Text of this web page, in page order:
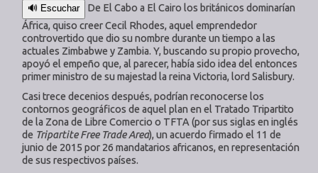
🔊 Escuchar
De El Cabo a El Cairo los británicos dominarían
África, quiso creer Cecil Rhodes, aquel emprendedor
controvertido que dio su nombre durante un tiempo a las
actuales Zimbabwe y Zambia. Y, buscando su propio provecho,
apoyó el empeño que, al parecer, había sido idea del entonces
primer ministro de su majestad la reina Victoria, lord Salisbury.
Casi trece decenios después, podrían reconocerse los
contornos geográficos de aquel plan en el Tratado Tripartito
de la Zona de Libre Comercio o TFTA (por sus siglas en inglés
de Tripartite Free Trade Area), un acuerdo firmado el 11 de
junio de 2015 por 26 mandatarios africanos, en representación
de sus respectivos países.